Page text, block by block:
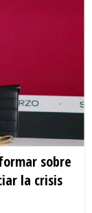
sobre
la crisis